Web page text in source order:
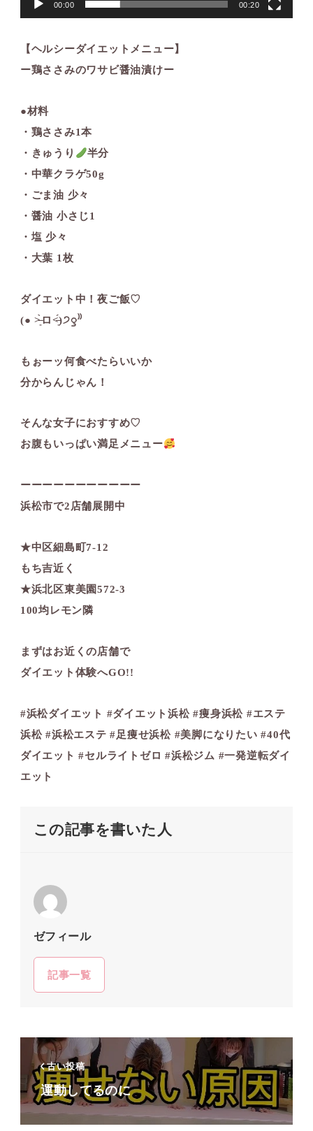
00:00 00:20
【ヘルシーダイエットメニュー】
ー鶏ささみのワサビ醤油漬けー
●材料
・鶏ささみ1本
・きゅうり
半分
・中華クラゲ50g
・ごま油 少々
・醤油 小さじ1
・塩 少々
・大葉 1枚
ダイエット中！夜ご飯♡
(● ˃̶͈̀ロ˂̶͈́)੭ꠥ⁾⁾
もぉーッ何食べたらいいか
分からんじゃん！
そんな女子におすすめ♡
お腹もいっぱい満足メニュー
ーーーーーーーーーーー
浜松市で2店舗展開中
★中区細島町7-12
もち吉近く
★浜北区東美園572-3
100均レモン隣
まずはお近くの店舗で
ダイエット体験へGO!!
#浜松ダイエット #ダイエット浜松 #痩身浜松 #エステ
浜松 #浜松エステ #足痩せ浜松 #美脚になりたい #40代
ダイエット #セルライトゼロ #浜松ジム #一発逆転ダイ
エット
この記事を書いた人
ゼフィール
記事一覧
古い投稿
⁡運動してるのに⁡